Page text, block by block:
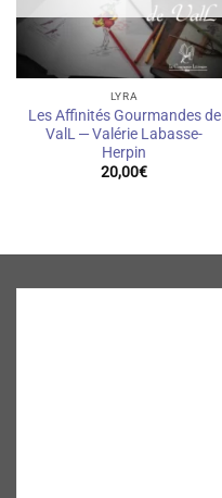
LYRA
Les Affinités Gourmandes de
ValL — Valérie Labasse-
Herpin
20,00€